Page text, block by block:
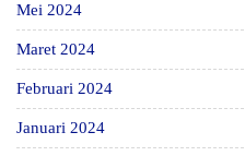
Mei 2024
Maret 2024
Februari 2024
Januari 2024